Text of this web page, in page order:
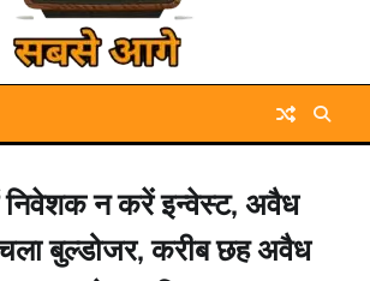
निवेशक न करें इन्वेस्ट, अवैध
चला बुल्डोजर, करीब छह अवैध